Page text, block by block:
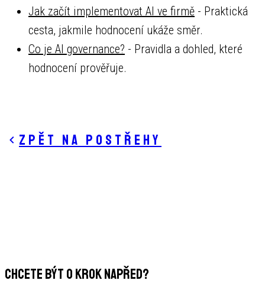
Jak začít implementovat AI ve firmě - Praktická
cesta, jakmile hodnocení ukáže směr.
Co je AI governance? - Pravidla a dohled, které
hodnocení prověřuje.
Zpět na postřehy
CHCETE BÝT O KROK NAPŘED?